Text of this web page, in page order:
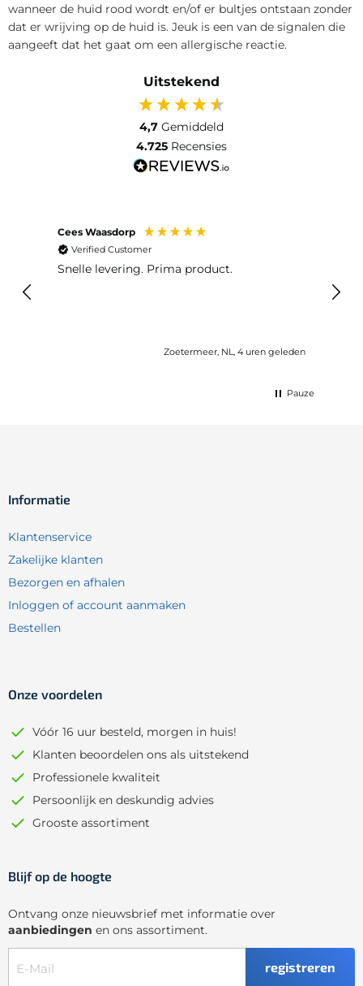
wanneer de huid rood wordt en/of er bultjes ontstaan zonder
dat er wrijving op de huid is. Jeuk is een van de signalen die
aangeeft dat het gaat om een allergische reactie.
Uitstekend
4,7 Gemiddeld
4.725 Recensies
Cees Waasdorp
Verified Customer
Snelle levering. Prima product.
Zoetermeer, NL, 4 uren geleden
lang
Pauze
Informatie
Klantenservice
Zakelijke klanten
Bezorgen en afhalen
Inloggen of account aanmaken
Bestellen
Onze voordelen
Vóór 16 uur besteld, morgen in huis!
Klanten beoordelen ons als uitstekend
Professionele kwaliteit
Persoonlijk en deskundig advies
Grooste assortiment
Blijf op de hoogte
Ontvang onze nieuwsbrief met informatie over
aanbiedingen en ons assortiment.
registreren